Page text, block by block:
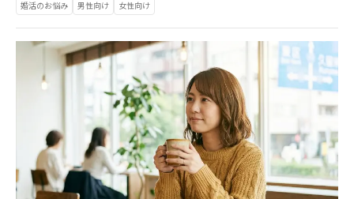
婚活のお悩み 男性向け 女性向け